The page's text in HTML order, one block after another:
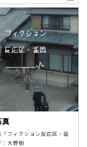
真
「フィクション反応区・延
：大野樹